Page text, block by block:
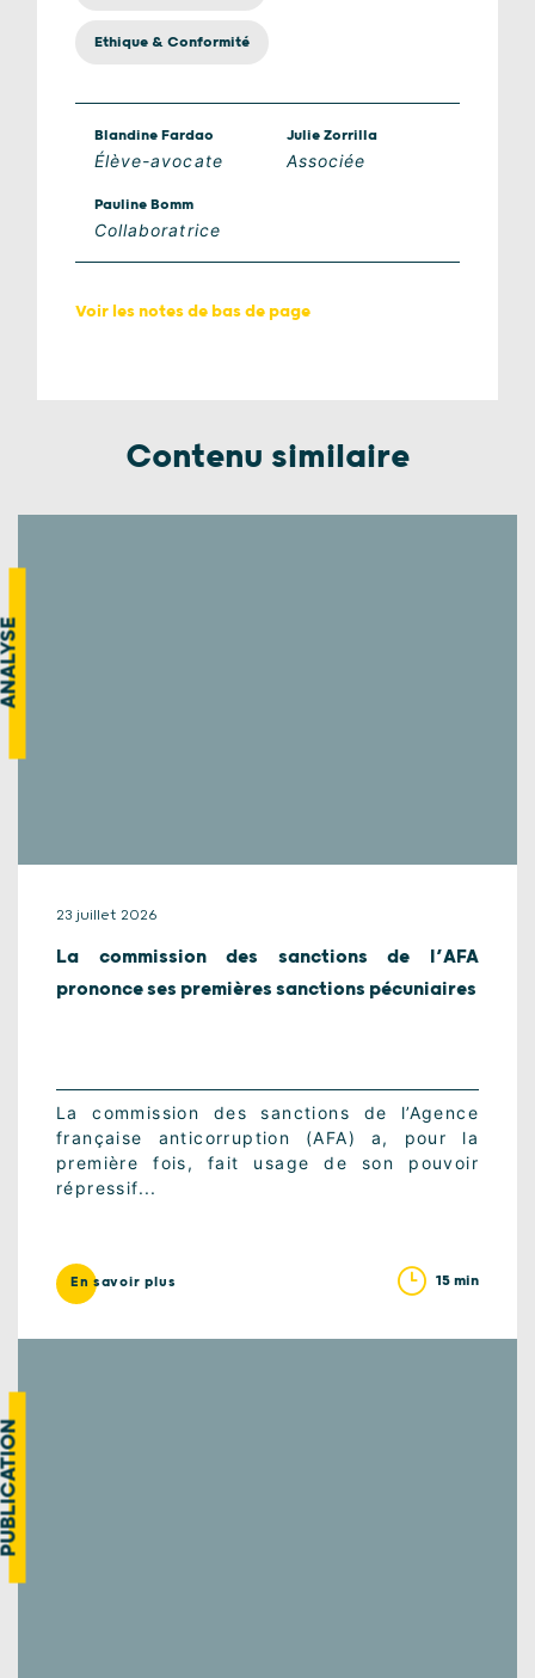
Ethique & Conformité
Blandine Fardao
Élève-avocate
Julie Zorrilla
Associée
Pauline Bomm
Collaboratrice
Voir les notes de bas de page
Contenu similaire
23 juillet 2026
La commission des sanctions de l’AFA
prononce ses premières sanctions pécuniaires
La commission des sanctions de l’Agence
française anticorruption (AFA) a, pour la
première fois, fait usage de son pouvoir
répressif...
En savoir plus 15 min